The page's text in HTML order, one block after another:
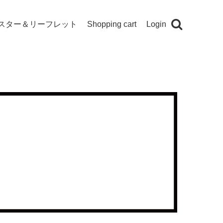
Login
Shopping cart
ター＆リーフレット